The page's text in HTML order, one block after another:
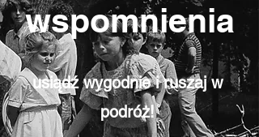
wspomnienia
usiądź wygodnie i ruszaj w
podróż!